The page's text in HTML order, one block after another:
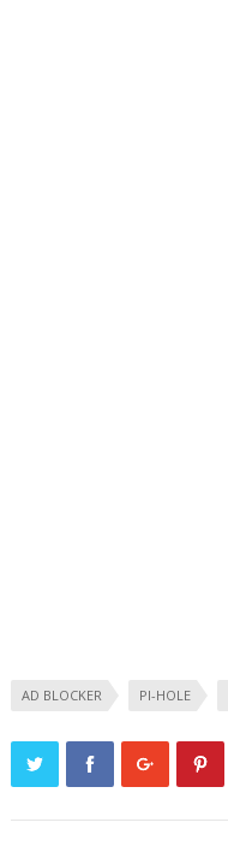
AD BLOCKER PI-HOLE